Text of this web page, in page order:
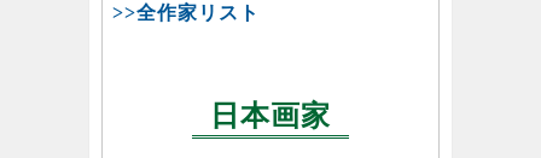
>>全作家リスト
日本画家